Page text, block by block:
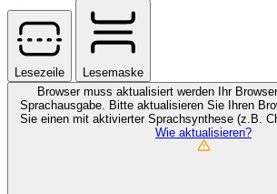
Lesezeile
Lesemaske
Browser muss aktualisiert werden
Ihr
Sprachausgabe. Bitte aktualisieren Sie Ihren
Sie einen mit aktivierter Sprachsynthese (z.B.
Wie aktualisieren?